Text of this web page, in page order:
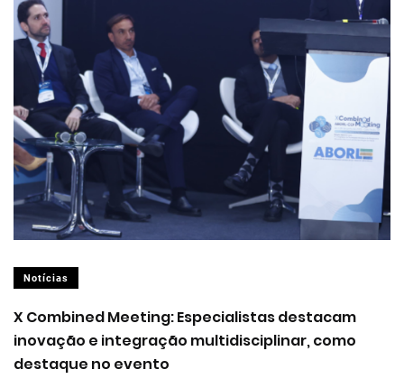
Notícias
X Combined Meeting: Especialistas destacam
inovação e integração multidisciplinar, como
destaque no evento